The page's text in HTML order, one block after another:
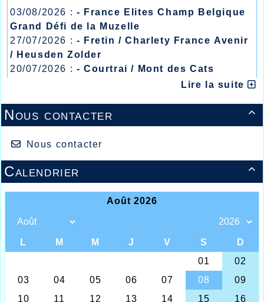
03/08/2026 : - France Elites Champ Belgique
Grand Défi de la Muzelle
27/07/2026 : - Fretin / Charlety France Avenir
/ Heusden Zolder
20/07/2026 : - Courtrai / Mont des Cats
- Lyon / Meeting Abeilles /Lire la suite

Nous contacter
Nous contacter

Calendrier
Les semaines se suivent mais
heureusement ne se ressemblent pas et, si
la finale des interclubs du précédent week-
end avait laissé les athlètes Halluinois sur
de mois de mai où une fois de plus
Sans doute le plus prestigieux, celui du
800m féminin où pour la première fois de
a vu une fille descendre sous les 2’10 au
800m, entrer dans la « cour des grandes »
et se retrouver en tête des bilans nationaux